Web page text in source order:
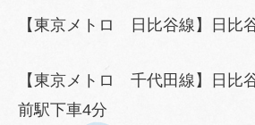
【東京メトロ 日比谷線】日比
【東京メトロ 千代田線】日比
前駅下車4分